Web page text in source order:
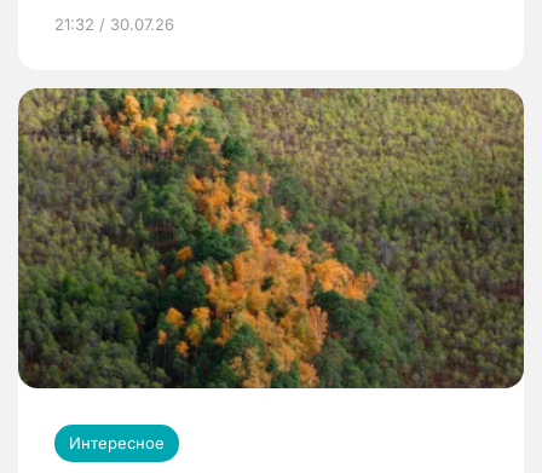
21:32 / 30.07.26
Интересное